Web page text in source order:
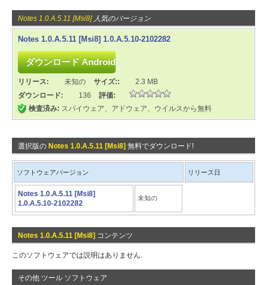
Notes 1.0.A.5.11 [Msi8]人気のバージョン
Notes 1.0.A.5.11 [Msi8] 1.0.A.5.10-2102282
リリース: 未知の サイズ::
2.3 MB
ダウンロード:
136
評価:
検査済み: スパイウェア、アドウェア、ウイルスから無料
選択版の Notes 1.0.A.5.11 [Msi8] 無料でダウンロード!
ソフトウェアバージョン リリース日
Notes 1.0.A.5.11 [Msi8]
1.0.A.5.10-2102282
未知の
Notes 1.0.A.5.11 [Msi8] コンテンツ
このソフトウェアでは説明はありません.
その他 ツール ソフトウェア